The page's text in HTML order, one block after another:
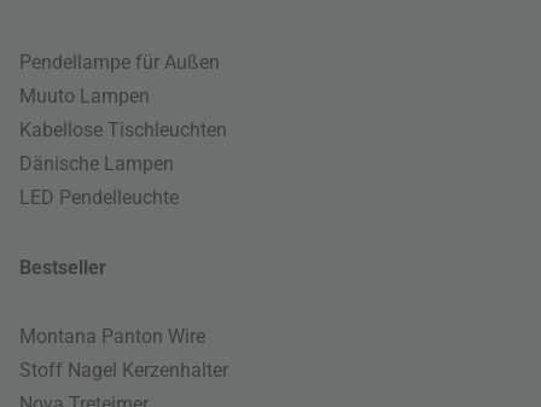
Pendellampe für Außen
Muuto Lampen
Kabellose Tischleuchten
Dänische Lampen
LED Pendelleuchte
Bestseller
Montana Panton Wire
Stoff Nagel Kerzenhalter